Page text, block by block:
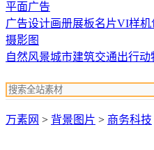
平面广告
广告设计画册展板名片VI样机
摄影图
自然风景城市建筑交通出行动
万素网 > 背景图片 > 商务科技